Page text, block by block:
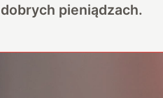
dobrych pieniądzach.